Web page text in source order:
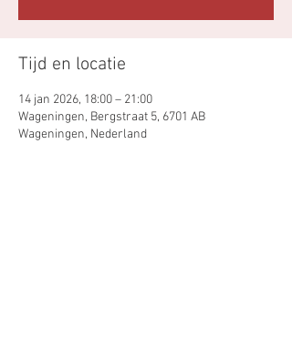
Tijd en locatie
14 jan 2026, 18:00 – 21:00
Wageningen, Bergstraat 5, 6701 AB
Wageningen, Nederland